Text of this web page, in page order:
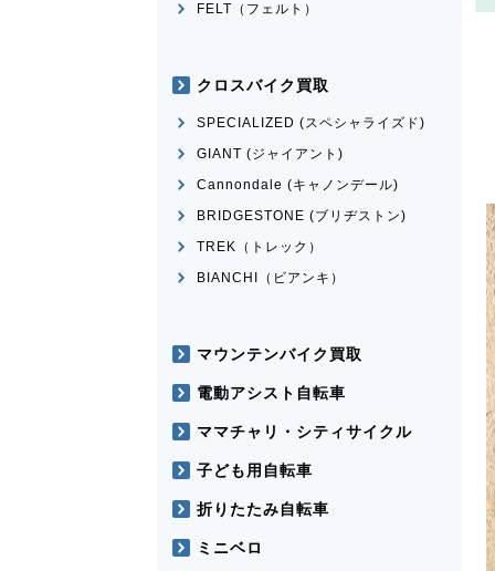
FELT（フェルト）
クロスバイク買取
SPECIALIZED (スペシャライズド)
GIANT (ジャイアント)
Cannondale (キャノンデール)
BRIDGESTONE (ブリヂストン)
TREK（トレック）
BIANCHI（ビアンキ）
マウンテンバイク買取
電動アシスト自転車
ママチャリ・シティサイクル
子ども用自転車
折りたたみ自転車
ミニベロ